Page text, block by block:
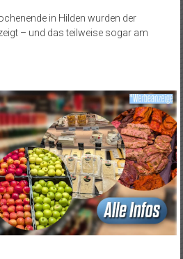
in Hilden wurden der
– und das teilweise sogar am